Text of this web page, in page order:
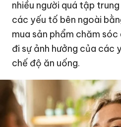
nhiều người quá tập
các yếu tố bên ngoài
mua sản phẩm chăm sóc
đi sự ảnh hưởng của các
chế độ ăn uống.